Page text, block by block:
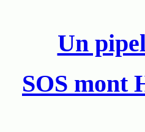
Un
SOS mont